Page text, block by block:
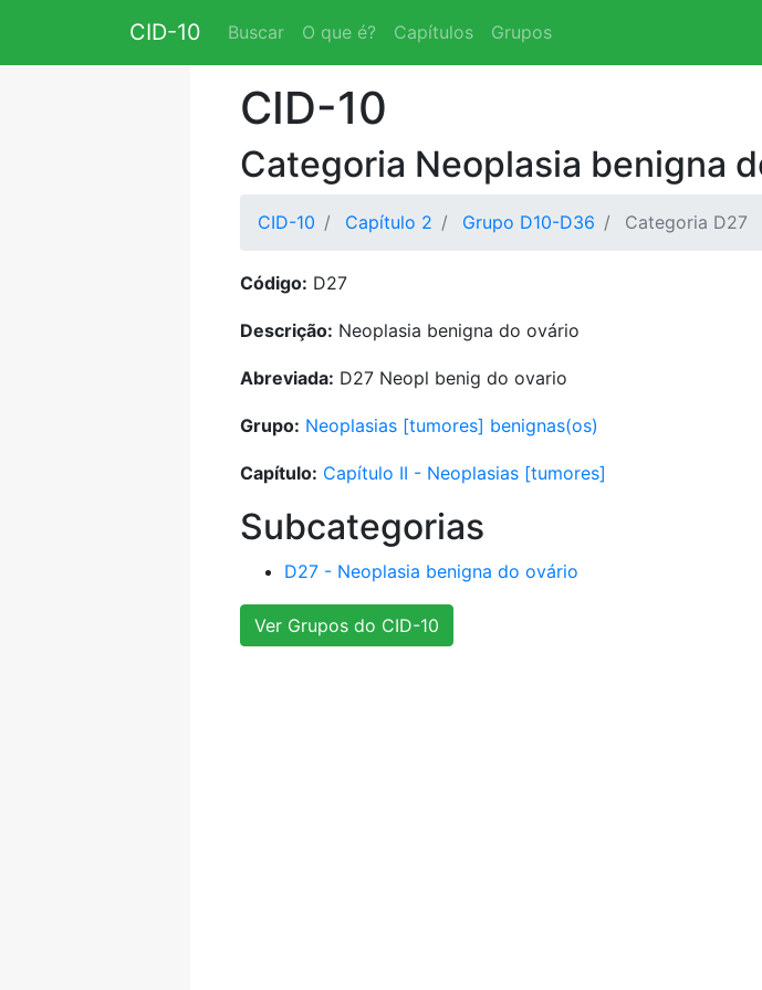
CID-10 Buscar O que é? Capítulos Grupos
CID-10
Categoria Neoplasia benigna
CID-10 Capítulo 2 Grupo D10-D36 Categoria D27
Código: D27
Descrição: Neoplasia benigna do ovário
Abreviada: D27 Neopl benig do ovario
Grupo: Neoplasias [tumores] benignas(os)
Capítulo: Capítulo II - Neoplasias [tumores]
Subcategorias
D27 - Neoplasia benigna do ovário
Ver Grupos do CID-10